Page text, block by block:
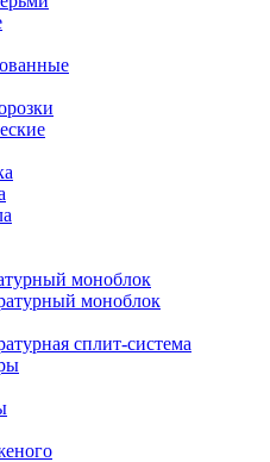
моноблок
моноблок
сплит-система